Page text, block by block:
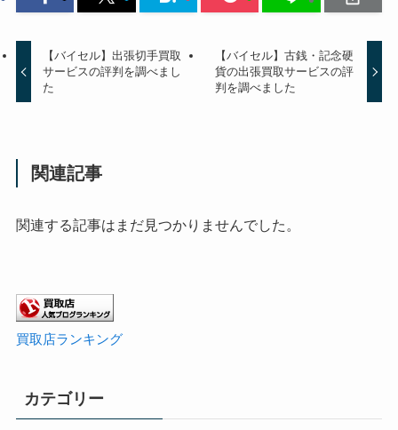
【バイセル】出張切手買取
サービスの評判を調べまし
た
【バイセル】古銭・記念硬
貨の出張買取サービスの評
判を調べました
関連記事
関連する記事はまだ見つかりませんでした。
買取店ランキング
カテゴリー